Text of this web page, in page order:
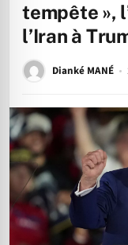
tempête »,
l’Iran à
Dianké MANÉ